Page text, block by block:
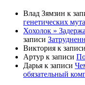
Влад Зямзин к
генетических
Хохолок »
записи
Виктория к записи
Артур к записи
Дарья к записи
обязательный